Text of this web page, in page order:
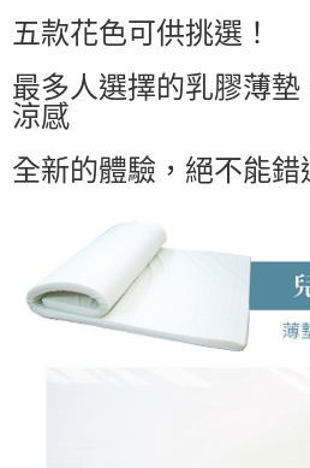
五款花色可供挑選！
最多人選擇的乳膠薄
涼感
全新的體驗，絕不能錯